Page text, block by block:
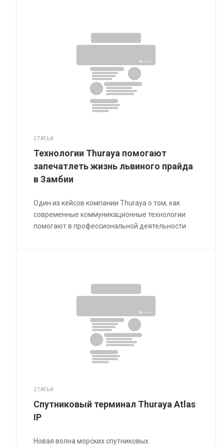
СТАТЬИ
Технологии Thuraya помогают
запечатлеть жизнь львиного прайда
в Замбии
Один из кейсов компании Thuraya о том, как
современные коммуникационные технологии
помогают в профессиональной деятельности
СТАТЬИ
Спутниковый терминал Thuraya Atlas
IP
Новая волна морских спутниковых